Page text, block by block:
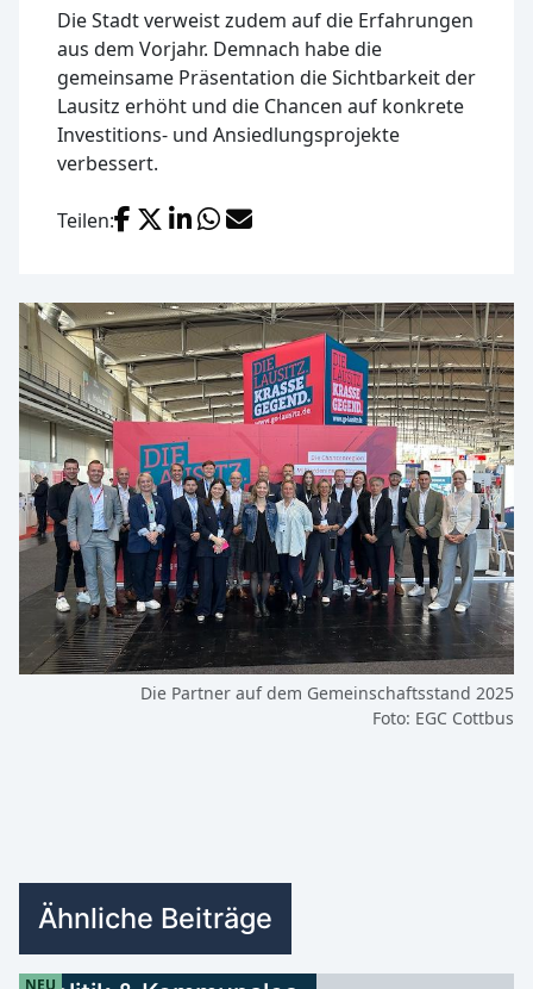
Die Stadt verweist zudem auf die Erfahrungen
aus dem Vorjahr. Demnach habe die
gemeinsame Präsentation die Sichtbarkeit der
Lausitz erhöht und die Chancen auf konkrete
Investitions- und Ansiedlungsprojekte
verbessert.
Teilen: Facebook
X (Twitter)
LinkedIn
WhatsApp
Die Partner auf dem Gemeinschaftsstand 2025
Foto: EGC Cottbus
Ähnliche Beiträge